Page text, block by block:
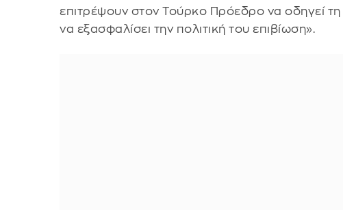
επιτρέψουν στον Τούρκο Πρόεδρο να οδηγεί
να εξασφαλίσει την πολιτική του επιβίωση».